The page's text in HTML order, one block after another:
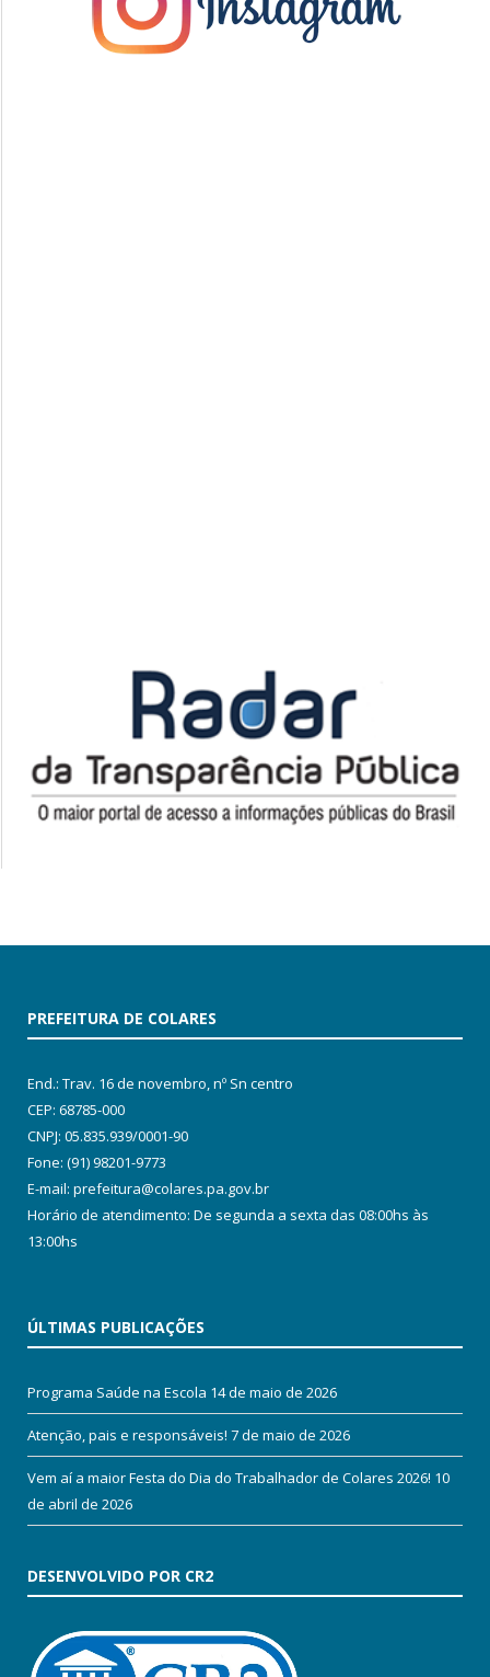
PREFEITURA DE COLARES
End.: Trav. 16 de novembro, nº Sn centro
CEP: 68785-000
CNPJ: 05.835.939/0001-90
Fone: (91) 98201-9773
E-mail: prefeitura@colares.pa.gov.br
Horário de atendimento: De segunda a sexta das 08:00hs às
13:00hs
ÚLTIMAS PUBLICAÇÕES
Programa Saúde na Escola 14 de maio de 2026
Atenção, pais e responsáveis! 7 de maio de 2026
Vem aí a maior Festa do Dia do Trabalhador de Colares 2026! 10
de abril de 2026
DESENVOLVIDO POR CR2